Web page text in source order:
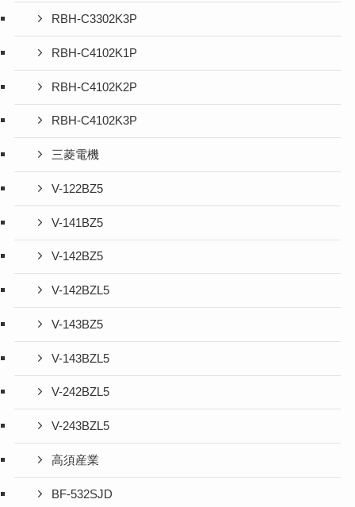
RBH-C3302K3P
RBH-C4102K1P
RBH-C4102K2P
RBH-C4102K3P
三菱電機
V-122BZ5
V-141BZ5
V-142BZ5
V-142BZL5
V-143BZ5
V-143BZL5
V-242BZL5
V-243BZL5
高須産業
BF-532SJD